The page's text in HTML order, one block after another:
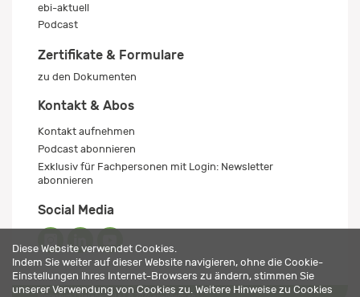
ebi-aktuell
Podcast
Zertifikate & Formulare
zu den Dokumenten
Kontakt & Abos
Kontakt aufnehmen
Podcast abonnieren
Exklusiv für Fachpersonen mit Login: Newsletter
abonnieren
Social Media
Diese Website verwendet Cookies.
Indem Sie weiter auf dieser Website navigieren, ohne die Cookie-
Einstellungen Ihres Internet-Browsers zu ändern, stimmen Sie
unserer Verwendung von Cookies zu. Weitere Hinweise zu Cookies